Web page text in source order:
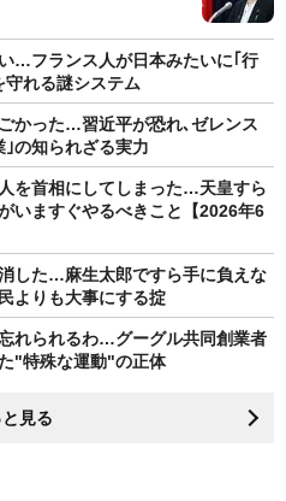
…フランス人が日本みたいに｢行
守れる謎システム
かった…習近平が恐れ､ゼレンス
の知られざる実力
を首相にしてしまった…天皇すら
いますぐやるべきこと【2026年6
した…麻生太郎ですら手に負えな
よりも大事にする掟
れられるわ…グーグル共同創業者
"特殊な運動"の正体
見る